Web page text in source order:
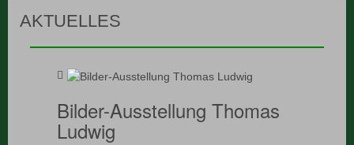
AKTUELLES
Bilder-Ausstellung Thomas
Ludwig